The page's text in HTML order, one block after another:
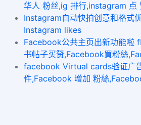
华人 粉丝,ig 排行,instagram 点
Instagram自动快拍创意和格式
Instagram likes
Facebook公共主页出新功能啦
书帖子买赞,Facebook買粉絲
facebook Virtual cards验证广
件,Facebook 增加 粉絲